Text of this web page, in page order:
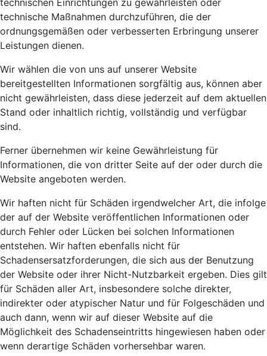
technischen Einrichtungen zu gewährleisten oder
technische Maßnahmen durchzuführen, die der
ordnungsgemäßen oder verbesserten Erbringung unserer
Leistungen dienen.
Wir wählen die von uns auf unserer Website
bereitgestellten Informationen sorgfältig aus, können aber
nicht gewährleisten, dass diese jederzeit auf dem aktuellen
Stand oder inhaltlich richtig, vollständig und verfügbar
sind.
Ferner übernehmen wir keine Gewährleistung für
Informationen, die von dritter Seite auf der oder durch die
Website angeboten werden.
Wir haften nicht für Schäden irgendwelcher Art, die infolge
der auf der Website veröffentlichen Informationen oder
durch Fehler oder Lücken bei solchen Informationen
entstehen. Wir haften ebenfalls nicht für
Schadensersatzforderungen, die sich aus der Benutzung
der Website oder ihrer Nicht-Nutzbarkeit ergeben. Dies gilt
für Schäden aller Art, insbesondere solche direkter,
indirekter oder atypischer Natur und für Folgeschäden und
auch dann, wenn wir auf dieser Website auf die
Möglichkeit des Schadenseintritts hingewiesen haben oder
wenn derartige Schäden vorhersehbar waren.